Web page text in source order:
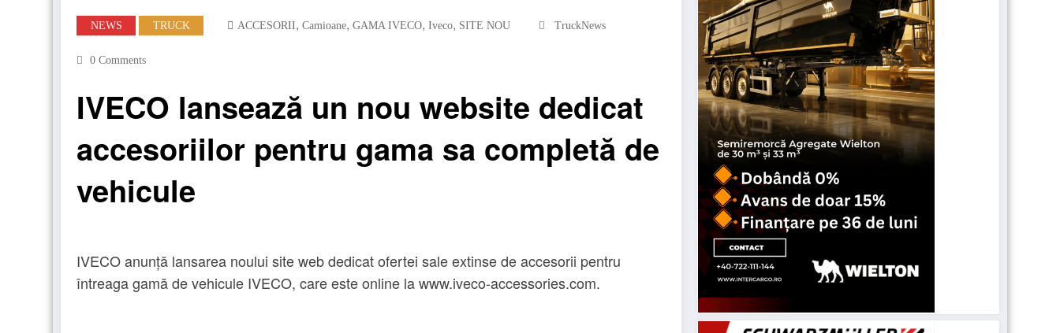
NEWS TRUCK ACCESORII, Camioane, GAMA IVECO, Iveco, SITE NOU TruckNews
0 Comments
IVECO lansează un nou website dedicat
accesoriilor pentru gama sa completă de
vehicule
IVECO anunță lansarea noului site web dedicat ofertei sale extinse de accesorii pentru
întreaga gamă de vehicule IVECO, care este online la www.iveco-accessories.com.